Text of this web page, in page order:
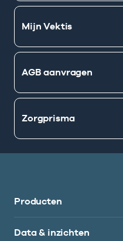
Mijn Vektis
AGB aanvragen
Zorgprisma
Producten
Data & inzichten